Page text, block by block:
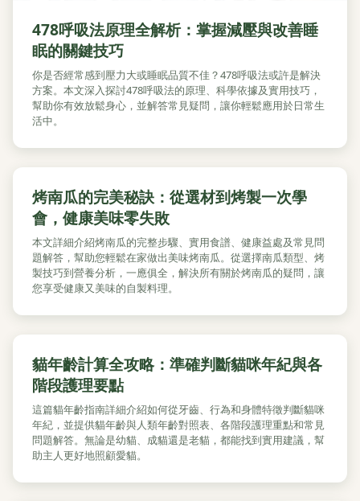
478呼吸法原理全解析：掌握減壓與改善睡
眠的關鍵技巧
你是否經常感到壓力大或睡眠品質不佳？478呼吸法或許是解決
方案。本文深入探討478呼吸法的原理、科學依據及實用技巧，
幫助你有效放鬆身心，並解答常見疑問，讓你輕鬆應用於日常生
活中。
烤南瓜的完美秘訣：從選材到烤製一次學
會，健康美味零失敗
本文詳細介紹烤南瓜的完整步驟、實用食譜、健康益處及常見問
題解答，幫助您輕鬆在家做出美味烤南瓜。從選擇南瓜類型、烤
製技巧到營養分析，一應俱全，解決所有關於烤南瓜的疑問，讓
您享受健康又美味的自製料理。
貓年齡計算全攻略：準確判斷貓咪年紀與各
階段護理要點
這篇貓年齡指南詳細介紹如何從牙齒、行為和身體特徵判斷貓咪
年紀，並提供貓年齡與人類年齡對照表、各階段護理重點和常見
問題解答。無論是幼貓、成貓還是老貓，都能找到實用建議，幫
助主人更好地照顧愛貓。